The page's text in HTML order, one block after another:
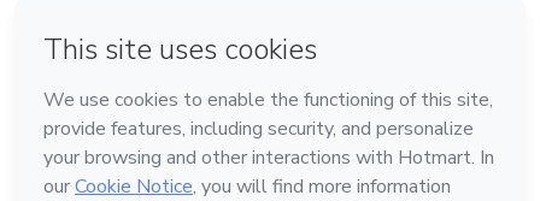
Feito com ❤ na Cidade do México
Conheça a Hotmart